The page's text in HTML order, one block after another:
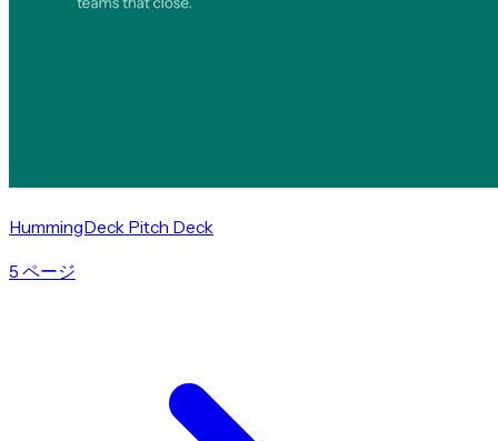
HummingDeck Pitch Deck
5 ページ